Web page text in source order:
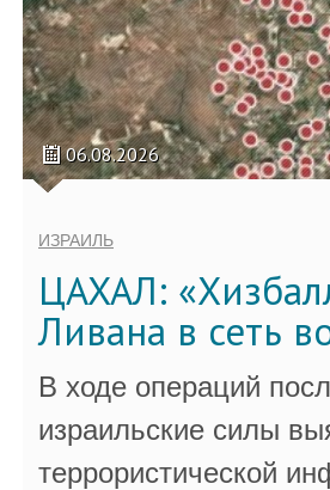
06.08.2026
ИЗРАИЛЬ
ЦАХАЛ:
Ливана в сеть
В ходе операций
израильские силы
террористической